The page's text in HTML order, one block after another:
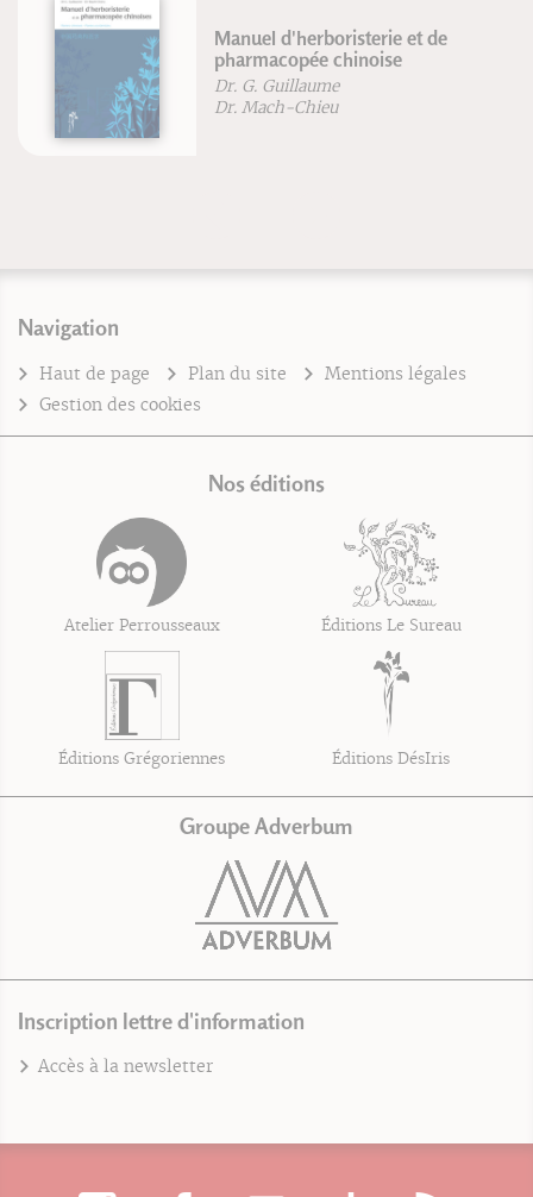
Manuel d'herboristerie et de
pharmacopée chinoise
Dr. G. Guillaume
Dr. Mach-Chieu
Navigation
Haut de page Plan du site
Mentions légales
Gestion des cookies
Nos éditions
Atelier Perrousseaux Éditions Le Sureau
Éditions Grégoriennes Éditions DésIris
Groupe Adverbum
Inscription lettre d'information
Accès à la newsletter